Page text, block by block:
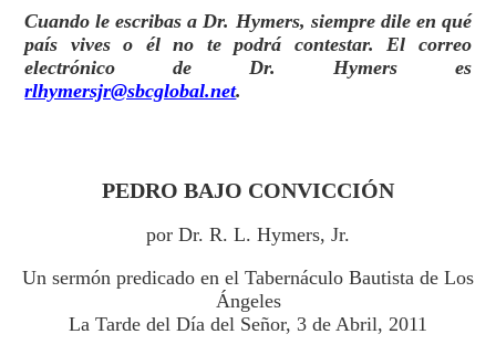
Cuando le escribas a Dr. Hymers, siempre dile en qué
país vives o él no te podrá contestar. El correo
electrónico de Dr. Hymers es
rlhymersjr@sbcglobal.net.
PEDRO BAJO CONVICCIÓN
por Dr. R. L. Hymers, Jr.
Un sermón predicado en el Tabernáculo Bautista de Los
Ángeles
La Tarde del Día del Señor, 3 de Abril, 2011